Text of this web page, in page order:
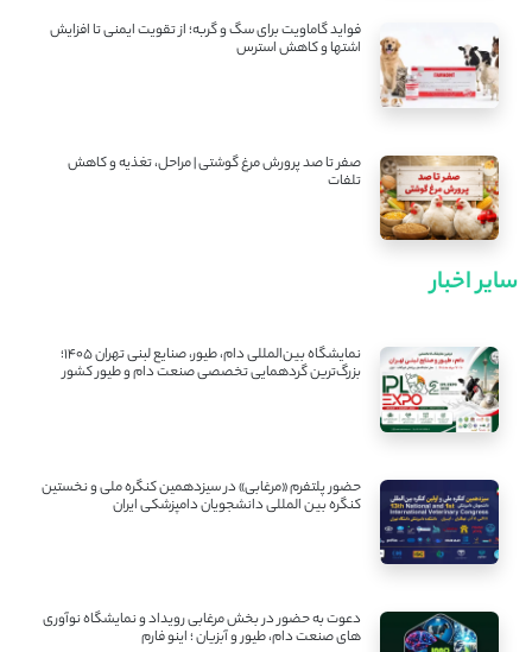
فواید گاماویت برای سگ و گربه؛ از تقویت ایمنی تا افزایش
اشتها و کاهش استرس
صفر تا صد پرورش مرغ گوشتی | مراحل، تغذیه و کاهش
تلفات
سایر اخبار
نمایشگاه بین‌المللی دام، طیور، صنایع لبنی تهران ۱۴۰۵؛
بزرگ‌ترین گردهمایی تخصصی صنعت دام و طیور کشور
حضور پلتفرم «مرغابی» در سیزدهمین کنگره ملی و نخستین
کنگره بین ‌المللی دانشجویان دامپزشکی ایران
دعوت به حضور در بخش مرغابی رویداد و نمایشگاه نوآوری
های صنعت دام، طیور و آبزیان ؛ اینو فارم